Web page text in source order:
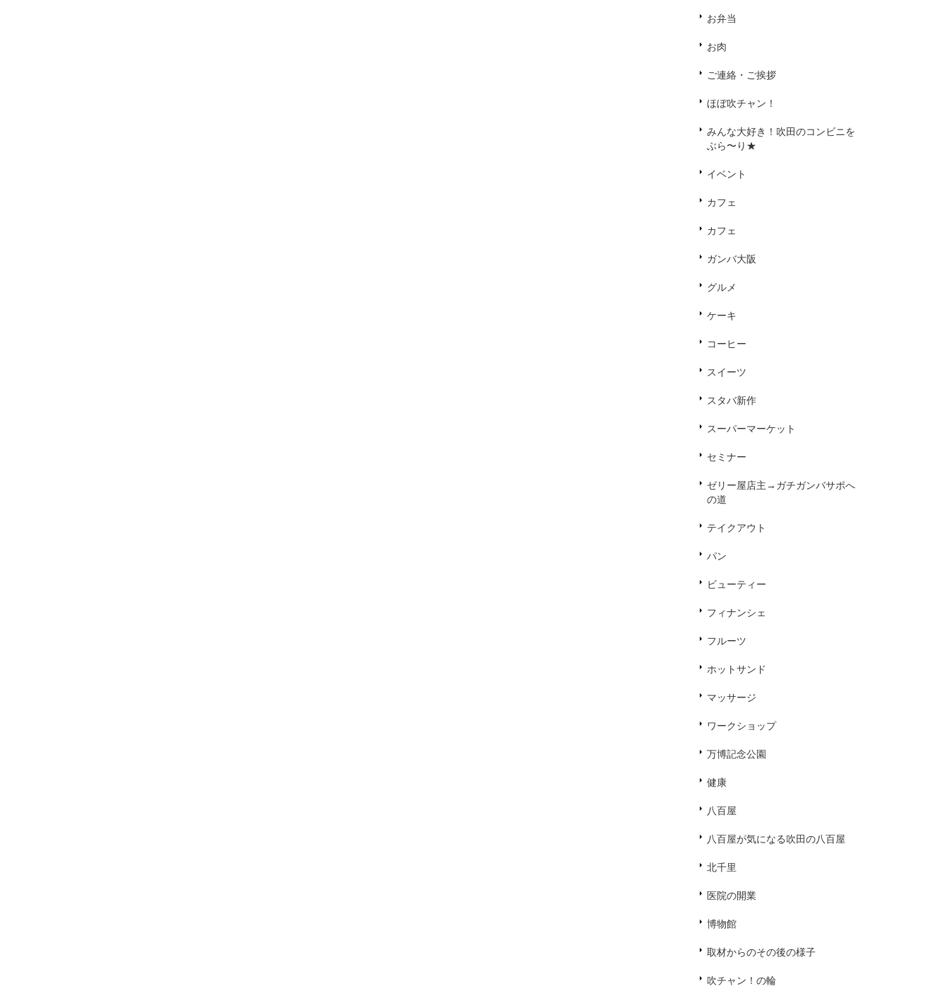
お弁当
お肉
ご連絡・ご挨拶
ほぼ吹チャン！
みんな大好き！吹田のコンビニを
ぶら〜り★
イベント
カフェ
カフェ
ガンバ大阪
グルメ
ケーキ
コーヒー
スイーツ
スタバ新作
スーパーマーケット
セミナー
ゼリー屋店主→ガチガンバサポへ
の道
テイクアウト
パン
ビューティー
フィナンシェ
フルーツ
ホットサンド
マッサージ
ワークショップ
万博記念公園
健康
八百屋
八百屋が気になる吹田の八百屋
北千里
医院の開業
博物館
取材からのその後の様子
吹チャン！の輪